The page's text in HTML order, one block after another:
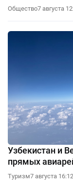
Общество7 августа
Узбекистан и
прямых
Туризм7 августа 16:12